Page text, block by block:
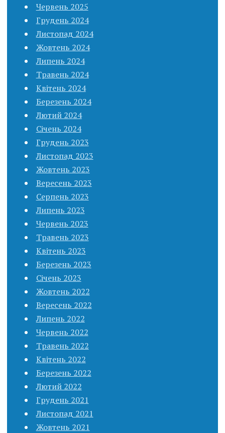
Червень 2025
Грудень 2024
Листопад 2024
Жовтень 2024
Липень 2024
Травень 2024
Квітень 2024
Березень 2024
Лютий 2024
Січень 2024
Грудень 2023
Листопад 2023
Жовтень 2023
Вересень 2023
Серпень 2023
Липень 2023
Червень 2023
Травень 2023
Квітень 2023
Березень 2023
Січень 2023
Жовтень 2022
Вересень 2022
Липень 2022
Червень 2022
Травень 2022
Квітень 2022
Березень 2022
Лютий 2022
Грудень 2021
Листопад 2021
Жовтень 2021